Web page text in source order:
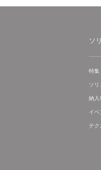
ソ
特集
ソリ
納入
イベ
テク